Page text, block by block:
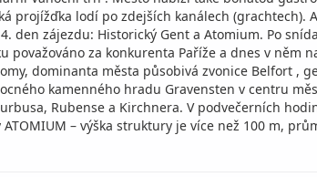
projížďka lodí po zdejších kanálech (grachtech).
zájezdu: Historický Gent a Atomium. Po
za konkurenta Paříže a dnes v něm
dominanta města působivá zvonice Belfort ,
kamenného hradu Gravensten v centru
Rubense a Kirchnera. V podvečerních
– výška struktury je více než 100 m,